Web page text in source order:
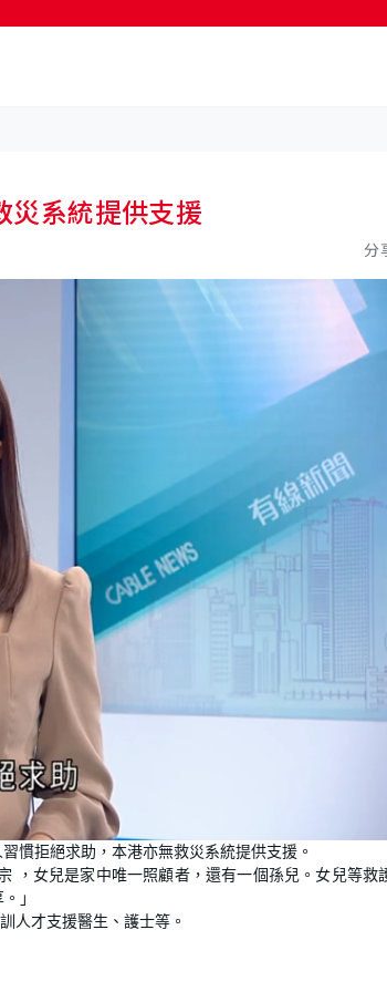
系統提供支援
分
慣拒絕求助，本港亦無救災系統提供支援。
，女兒是家中唯一照顧者，還有一個孫兒。女兒等救
」
人才支援醫生、護士等。